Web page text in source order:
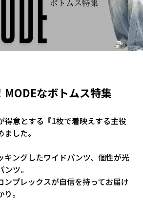
MODEなボトムス特集
意とする『1枚で着映えする主役
した。
ングしたワイドパンツ、個性が光
ツ。
ンプレックスが自信を持ってお届け
。